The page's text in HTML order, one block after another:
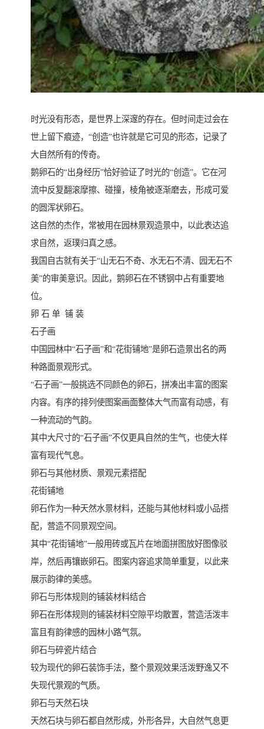
时光没有形态，是世界上深邃的存在。但时间走过会在
世上留下痕迹，“创造”也许就是它可见的形态，记录了
大自然所有的传奇。
鹅卵石的“出身经历”恰好验证了时光的“创造”。它在河
流中反复翻滚摩擦、碰撞，棱角被逐渐磨去，形成可爱
的圆浑状卵石。
这自然的杰作，常被用在园林景观造景中，以此表达追
求自然，返璞归真之感。
我国自古就有关于“山无石不奇、水无石不清、园无石不
美”的审美意识。因此，鹅卵石在不锈钢中占有重要地
位。
卵 石 单 铺 装
石子画
中国园林中“石子画”和“花街铺地”是卵石造景出名的两
种路面景观形式。
“石子画”一般挑选不同颜色的卵石，拼凑出丰富的图案
内容。有序的排列使图案画面整体大气而富有动感，有
一种流动的气韵。
其中大尺寸的“石子画”不仅更具自然的生气，也使大样
富有现代气息。
卵石与其他材质、景观元素搭配
花街铺地
卵石作为一种天然水景材料，还能与其他材料或小品搭
配，营造不同景观空间。
其中“花街铺地”一般用砖或瓦片在地面拼图放好图像驳
岸，然后再镶嵌卵石。图案内容追求简单重复，以此来
展示韵律的美感。
卵石与形体规则的铺装材料结合
卵石在形体规则的铺装材料空隙平均散置，营造活泼丰
富且有韵律感的园林小路气氛。
卵石与碎瓷片结合
较为现代的卵石装饰手法，整个景观效果活泼野逸又不
失现代景观的气质。
卵石与天然石块
天然石块与卵石都自然形成，外形各异，大自然气息更